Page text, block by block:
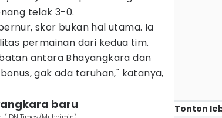
telak 3-0.
skor bukan hal utama. Ia
permainan dari kedua tim.
antara Bhayangkara dan
gak ada taruhan," katanya,
baru Tonton